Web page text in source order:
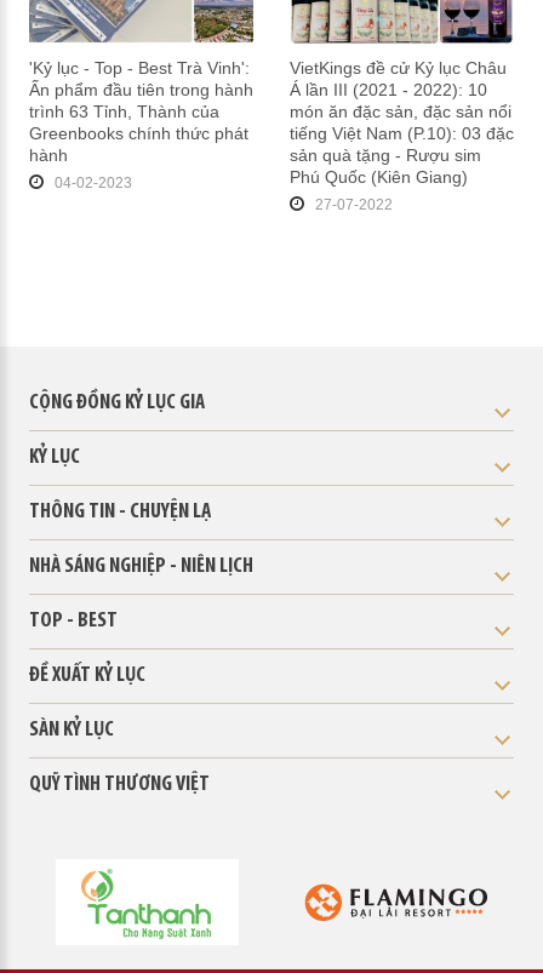
'Kỷ lục - Top - Best Trà Vinh':
Ấn phẩm đầu tiên trong hành
trình 63 Tỉnh, Thành của
Greenbooks chính thức phát
hành
04-02-2023
VietKings đề cử Kỷ lục Châu
Á lần III (2021 - 2022): 10
món ăn đặc sản, đặc sản nổi
tiếng Việt Nam (P.10): 03 đặc
sản quà tặng - Rượu sim
Phú Quốc (Kiên Giang)
27-07-2022
CỘNG ĐỒNG KỶ LỤC GIA
KỶ LỤC
THÔNG TIN - CHUYỆN LẠ
NHÀ SÁNG NGHIỆP - NIÊN LỊCH
TOP - BEST
ĐỀ XUẤT KỶ LỤC
SÀN KỶ LỤC
QUỸ TÌNH THƯƠNG VIỆT